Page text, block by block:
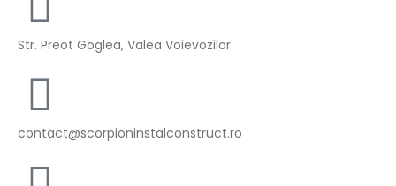
Str. Preot Goglea, Valea Voievozilor
contact@scorpioninstalconstruct.ro